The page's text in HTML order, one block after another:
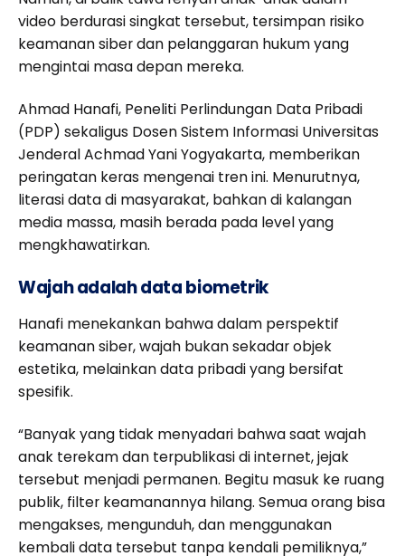
video berdurasi singkat tersebut, tersimpan risiko
keamanan siber dan pelanggaran hukum yang
mengintai masa depan mereka.
Ahmad Hanafi, Peneliti Perlindungan Data Pribadi
(PDP) sekaligus Dosen Sistem Informasi Universitas
Jenderal Achmad Yani Yogyakarta, memberikan
peringatan keras mengenai tren ini. Menurutnya,
literasi data di masyarakat, bahkan di kalangan
media massa, masih berada pada level yang
mengkhawatirkan.
Wajah adalah data biometrik
Hanafi menekankan bahwa dalam perspektif
keamanan siber, wajah bukan sekadar objek
estetika, melainkan data pribadi yang bersifat
spesifik.
“Banyak yang tidak menyadari bahwa saat wajah
anak terekam dan terpublikasi di internet, jejak
tersebut menjadi permanen. Begitu masuk ke ruang
publik, filter keamanannya hilang. Semua orang bisa
mengakses, mengunduh, dan menggunakan
kembali data tersebut tanpa kendali pemiliknya,”